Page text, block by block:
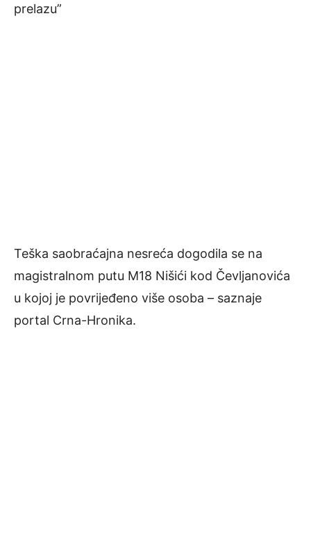
prelazu”
Teška saobraćajna nesreća dogodila se na
magistralnom putu M18 Nišići kod Čevljanovića
u kojoj je povrijeđeno više osoba – saznaje
portal Crna-Hronika.